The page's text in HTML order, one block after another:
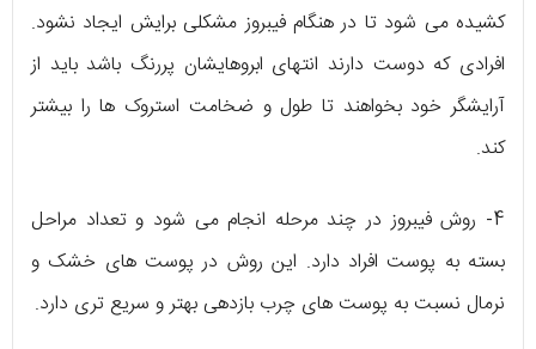
کشیده می شود تا در هنگام فیبروز مشکلی برایش ایجاد نشود.
افرادی که دوست دارند انتهای ابروهایشان پررنگ باشد باید از
آرایشگر خود بخواهند تا طول و ضخامت استروک ها را بیشتر
کند.
4- روش فیبروز در چند مرحله انجام می شود و تعداد مراحل
بسته به پوست افراد دارد. این روش در پوست های خشک و
نرمال نسبت به پوست های چرب بازدهی بهتر و سریع تری دارد.